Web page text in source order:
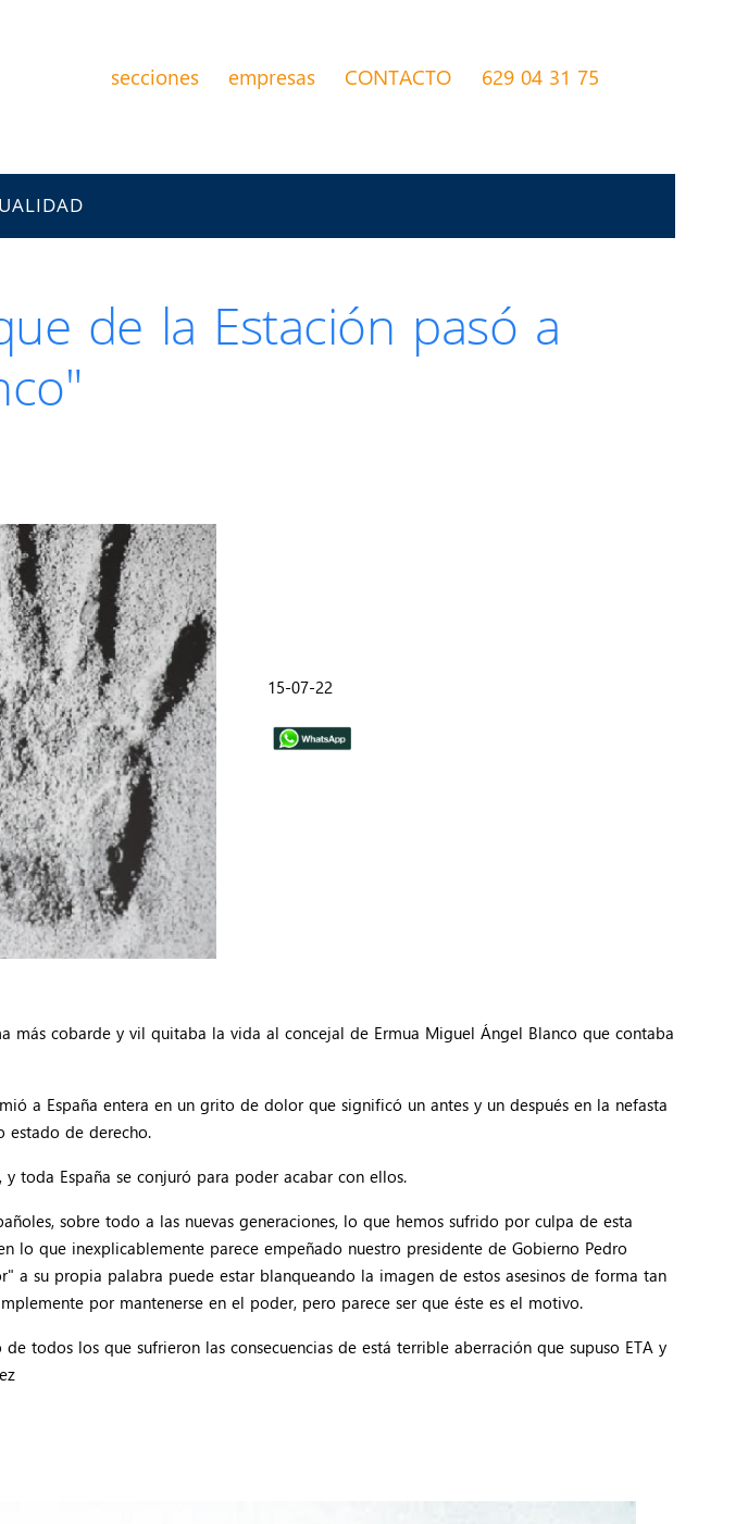
secciones empresas CONTACTO 629 04 31 75
de la Estación pasó a
15-07-22
más cobarde y vil quitaba la vida al concejal de Ermua Miguel Ángel Blanco que contaba
a España entera en un grito de dolor que significó un antes y un después en la nefasta
estado de derecho.
toda España se conjuró para poder acabar con ellos.
sobre todo a las nuevas generaciones, lo que hemos sufrido por culpa de esta
que inexplicablemente parece empeñado nuestro presidente de Gobierno Pedro
a su propia palabra puede estar blanqueando la imagen de estos asesinos de forma tan
por mantenerse en el poder, pero parece ser que éste es el motivo.
todos los que sufrieron las consecuencias de está terrible aberración que supuso ETA y